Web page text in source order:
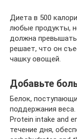
Диета в 500
любые продукты,
должна
решает, что он
чашку овощей.
Добавьте
Белок,
поддержания
Protein intake and
течение дня,